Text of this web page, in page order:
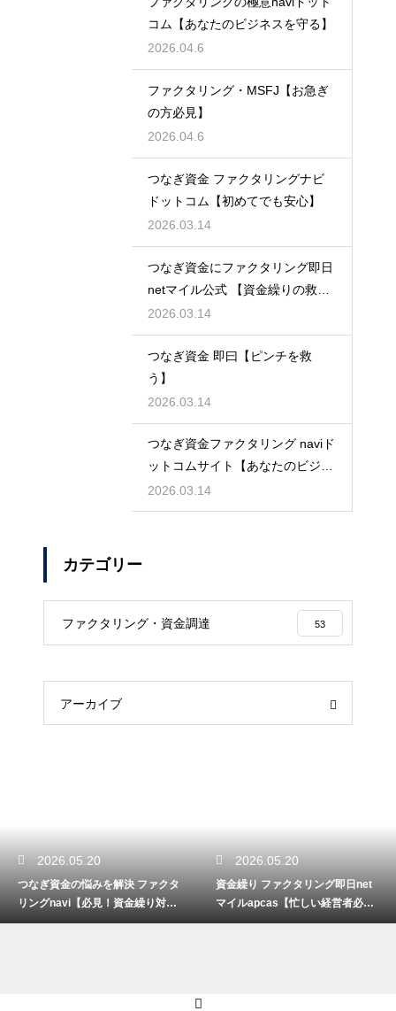
コム【あなたのビジネスを守る】
2026.04.6
ファクタリング・MSFJ【お急ぎ
の方必見】
2026.04.6
つなぎ資金 ファクタリングナビ
ドットコム【初めてでも安心】
2026.03.14
つなぎ資金にファクタリング即日
netマイル公式 【資金繰りの救世
主】
2026.03.14
つなぎ資金 即曰【ピンチを救
う】
2026.03.14
つなぎ資金ファクタリング naviド
ットコムサイト【あなたのビジネ
スを守る】
2026.03.14
カテゴリー
ファクタリング・資金調達 53
アーカイブ
2026.05.20
つなぎ資金の悩みを解決 ファクタ
リングnavi【必見！資金繰り対
策】
2026.05.20
資金繰り ファクタリング即日net
マイルapcas【忙しい経営者必
見】